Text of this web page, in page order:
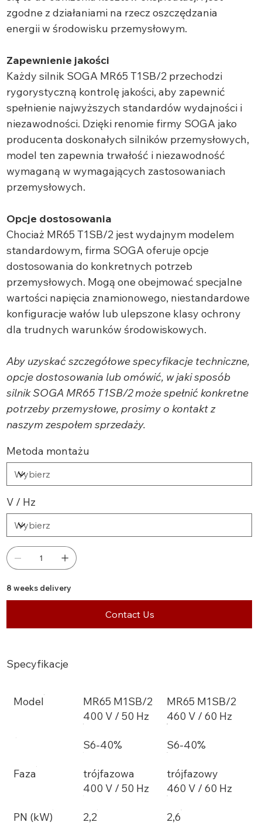
zgodne z działaniami na rzecz oszczędzania
energii w środowisku przemysłowym.
Zapewnienie jakości
Każdy silnik SOGA MR65 T1SB/2 przechodzi
rygorystyczną kontrolę jakości, aby zapewnić
spełnienie najwyższych standardów wydajności i
niezawodności. Dzięki renomie firmy SOGA jako
producenta doskonałych silników przemysłowych,
model ten zapewnia trwałość i niezawodność
wymaganą w wymagających zastosowaniach
przemysłowych.
Opcje dostosowania
Chociaż MR65 T1SB/2 jest wydajnym modelem
standardowym, firma SOGA oferuje opcje
dostosowania do konkretnych potrzeb
przemysłowych. Mogą one obejmować specjalne
wartości napięcia znamionowego, niestandardowe
konfiguracje wałów lub ulepszone klasy ochrony
dla trudnych warunków środowiskowych.
Aby uzyskać szczegółowe specyfikacje techniczne,
opcje dostosowania lub omówić, w jaki sposób
silnik SOGA MR65 T1SB/2 może spełnić konkretne
potrzeby przemysłowe, prosimy o kontakt z
naszym zespołem sprzedaży.
Metoda montażu
V / Hz
8 weeks delivery
Contact Us
Specyfikacje
Model
MR65 M1SB/2
400 V / 50 Hz
MR65 M1SB/2
460 V / 60 Hz
S6-40% S6-40%
Faza
trójfazowa
400 V / 50 Hz
trójfazowy
460 V / 60 Hz
PN (kW) 2,2 2,6